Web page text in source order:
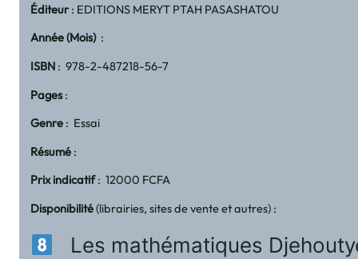
Éditeur: EDITIONS MERYT PTAH PASASHATOU
Année (Mois):
ISBN : 978-2-487218-56-7
Pages:
Genre : Essai
Résumé :
Prix indicatif: 12000 FCFA
Disponibilité(librairies, sites de vente et autres) :
Les mathématiques